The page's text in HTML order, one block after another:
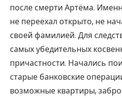
после смерти Артёма.
не переехал открыто, не
своей фамилией. Для
самых убедительных
причастности. Начались
старые банковские
возможные квартиры,